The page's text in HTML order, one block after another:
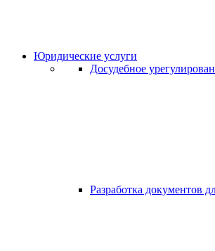
Юридические услуги
Досудебное
Разработка документов